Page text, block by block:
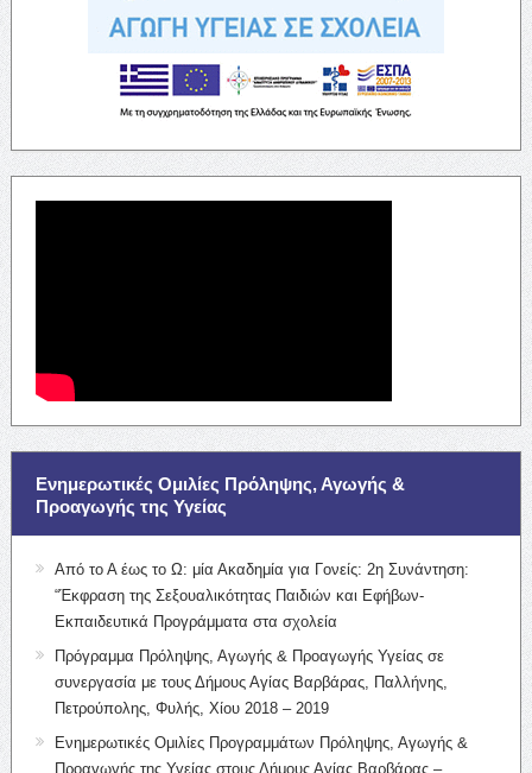
Ενημερωτικές Ομιλίες Πρόληψης, Αγωγής &
Προαγωγής της Υγείας
Από το Α έως το Ω: μία Ακαδημία για Γονείς: 2η Συνάντηση:
“Έκφραση της Σεξουαλικότητας Παιδιών και Εφήβων-
Εκπαιδευτικά Προγράμματα στα σχολεία
Πρόγραμμα Πρόληψης, Αγωγής & Προαγωγής Υγείας σε
συνεργασία με τους Δήμους Αγίας Βαρβάρας, Παλλήνης,
Πετρούπολης, Φυλής, Χίου 2018 – 2019
Ενημερωτικές Ομιλίες Προγραμμάτων Πρόληψης, Αγωγής &
Προαγωγής της Υγείας στους Δήμους Αγίας Βαρβάρας –